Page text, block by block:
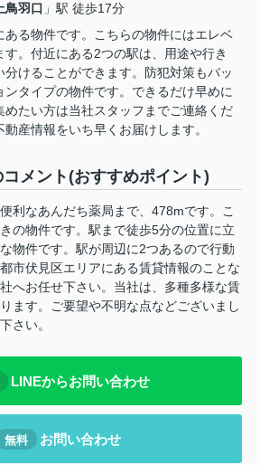
鳥羽口 」駅 徒歩17分
ある物件です。こちらの物件にはエレベ
す。付近にある2つの駅は、用途や行き
分けることができます。防犯対策もバッ
ンタイプの物件です。できるだけ早めに
めたい方は当社スタッフまでご連絡くだ
産情報をいち早くお届けします。
メント(おすすめポイント)
利なあんだち薬局まで、478mです。こ
の物件です。駅まで徒歩5分の位置に立
物件です。駅が周辺に2つあるので行動
市伏見区エリアにある賃貸情報のことな
へお任せ下さい。当社は、多種多様な賃
ます。ご要望や不明な点などございまし
さい。
LINEからお問い合わせ
無料 お問い合わせ